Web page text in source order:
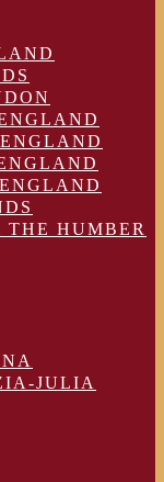
HUMBER
JULIA